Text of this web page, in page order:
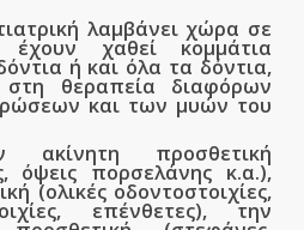
λαμβάνει χώρα σε
χαθεί κομμάτια
ή και όλα τα δόντια,
θεραπεία διαφόρων
και των μυών του
ακίνητη προσθετική
όψεις πορσελάνης κ.α.),
(ολικές οδοντοστοιχίες,
επένθετες), την